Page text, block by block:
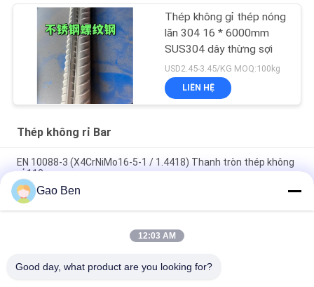
Thép không gỉ thép nóng
lăn 304 16 * 6000mm
SUS304 dây thừng sợi
USD2.45-3.45/KG MOQ:100kg
LIÊN HỆ
Thép không rỉ Bar
EN 10088-3 (X4CrNiMo16-5-1 / 1.4418) Thanh tròn thép không
gỉ 110mm
Thanh ren thép không gỉ 304 SUS304 Thép không gỉ Ø22 x
6000mm
Thanh tròn bằng thép không gỉ SUS316Ti ASTM A276 316Ti
Gao Ben
12:03 AM
Good day, what product are you looking for?